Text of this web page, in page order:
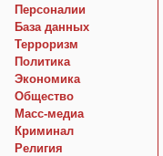
Персоналии
База данных
Терроризм
Политика
Экономика
Общество
Macc-медиа
Криминал
Религия